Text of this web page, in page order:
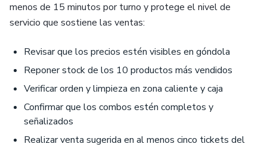
menos de 15 minutos por turno y protege el nivel de
servicio que sostiene las ventas:
Revisar que los precios estén visibles en góndola
Reponer stock de los 10 productos más vendidos
Verificar orden y limpieza en zona caliente y caja
Confirmar que los combos estén completos y
señalizados
Realizar venta sugerida en al menos cinco tickets del